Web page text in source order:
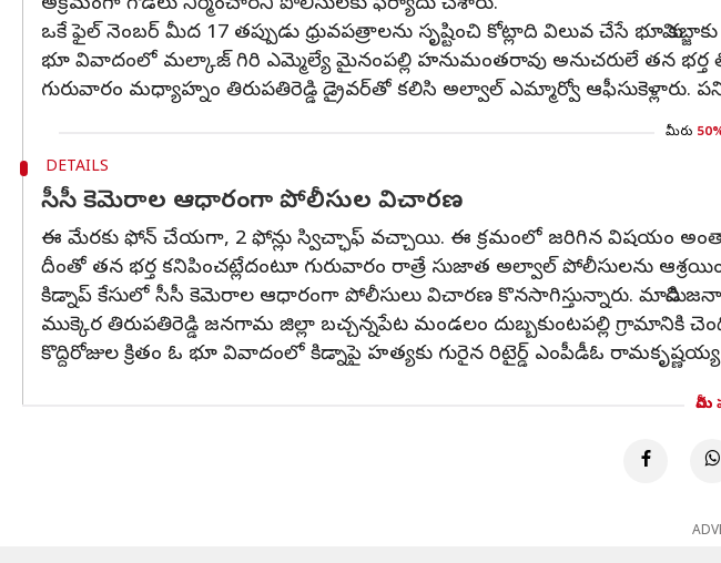
ఒకే ఫైల్ నెంబర్ మీద 17 తప్పుడు ధ్రువపత్రాలను సృష్టించి కోట్లాది విలువ చేసే భూమి
భూ వివాదంలో మల్కాజ్ గిరి ఎమ్మెల్యే మైనంపల్లి హనుమంతరావు అనుచరులే తన భర్త
గురువారం మధ్యాహ్నం తిరుపతిరెడ్డి డ్రైవర్‌తో కలిసి అల్వాల్ ఎమ్మార్వో
మీరు
DETAILS
సీసీ కెమెరాల ఆధారంగా పోలీసుల విచారణ
ఈ మేరకు ఫోన్ చేయగా, 2 ఫోన్లు స్విచ్ఛాఫ్‌ వచ్చాయి. ఈ క్రమంలో జరిగిన విషయం అంతా
దీంతో తన భర్త కనిపించట్లేదంటూ గురువారం రాత్రే సుజాత అల్వాల్ పోలీసులను
కిడ్నాప్ కేసులో సీసీ కెమెరాల ఆధారంగా పోలీసులు విచారణ కొనసాగిస్తున్నారు. మామిడి
ముక్కెర తిరుపతిరెడ్డి జనగామ జిల్లా బచ్చన్నపేట మండలం దుబ్బకుంటపల్లి గ్రామానికి
కొద్దిరోజుల క్రితం ఓ భూ వివాదంలో కిడ్నాపై హత్యకు గురైన రిటైర్డ్ ఎంపీడీఓ